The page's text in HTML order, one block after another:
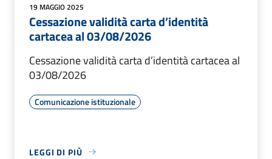
19 MAGGIO 2025
Cessazione validità carta d’identità
cartacea al 03/08/2026
Cessazione validità carta d’identità cartacea al
03/08/2026
Comunicazione istituzionale
LEGGI DI PIÙ